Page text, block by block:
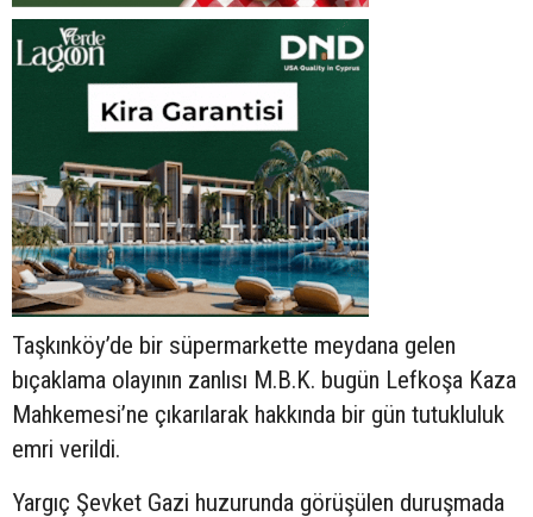
Taşkınköy’de bir süpermarkette meydana gelen
bıçaklama olayının zanlısı M.B.K. bugün Lefkoşa Kaza
Mahkemesi’ne çıkarılarak hakkında bir gün tutukluluk
emri verildi.
Yargıç Şevket Gazi huzurunda görüşülen duruşmada